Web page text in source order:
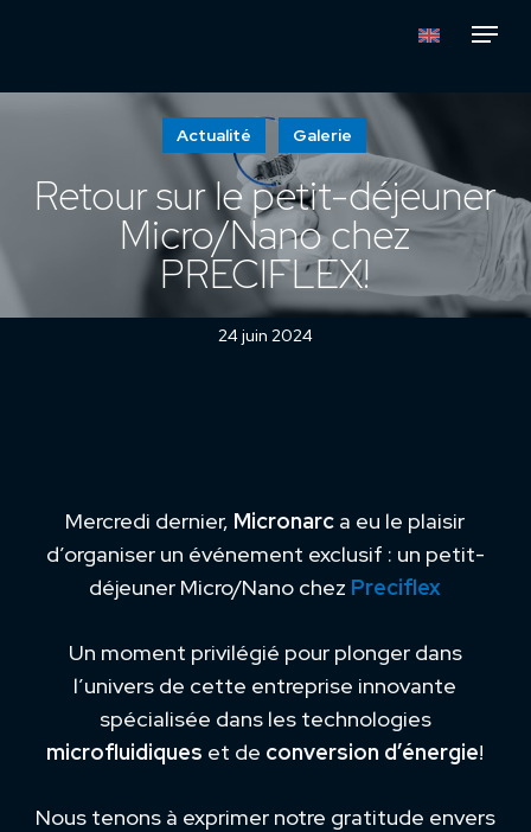
Menu
Actualité Galerie
Retour sur le petit-déjeuner
Micro/Nano chez
PRECIFLEX!
24 juin 2024
Mercredi dernier, Micronarc a eu le plaisir
d’organiser un événement exclusif : un petit-
déjeuner Micro/Nano chez Preciflex
Un moment privilégié pour plonger dans
l’univers de cette entreprise innovante
spécialisée dans les technologies
microfluidiques et de conversion d’énergie!
Nous tenons à exprimer notre gratitude envers